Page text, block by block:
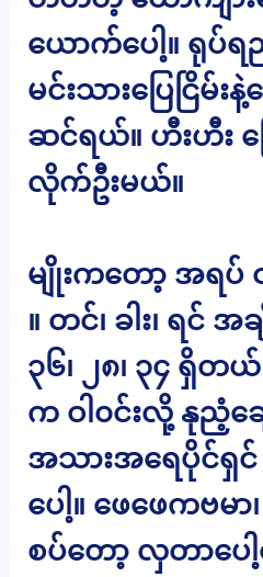
ယောက်ပေါ့။ ရုပ်
မင်းသားပြေငြိမ်
ဆင်ရယ်။ ဟီးဟီး က
လိုက်ဦးမယ်။
မျိုးကတော့ အရပ်
။ တင်၊ ခါး၊ ရင်
၃၆၊ ၂၈၊ ၃၄ ရှိတ
က ဝါ၀င်းလို့ နုညံ့ခ
အသားအရေပိုင်ရှ
ပေါ့။ ဖေဖေကဗမ
စပ်တော့ လှတာပေါ့